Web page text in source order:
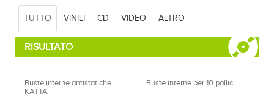
TUTTO VINILI CD VIDEO ALTRO
RISULTATO
Buste interne antistatiche
KATTA
Buste interne per 10 pollici